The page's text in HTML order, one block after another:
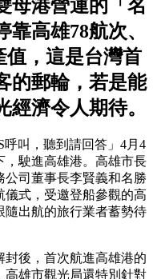
母港營運的「名
高雄78航次、
值，這是台灣首
的郵輪，若是能
濟令人期待。
呼叫，聽到請回答」4月4
，駛進高雄港。高雄市長
公司董事長李賢義和名勝
式，受邀登船參觀的高
隨出航的旅行業者蓄勢待
後，首次航進高雄港的
高雄市觀光局還特別針對